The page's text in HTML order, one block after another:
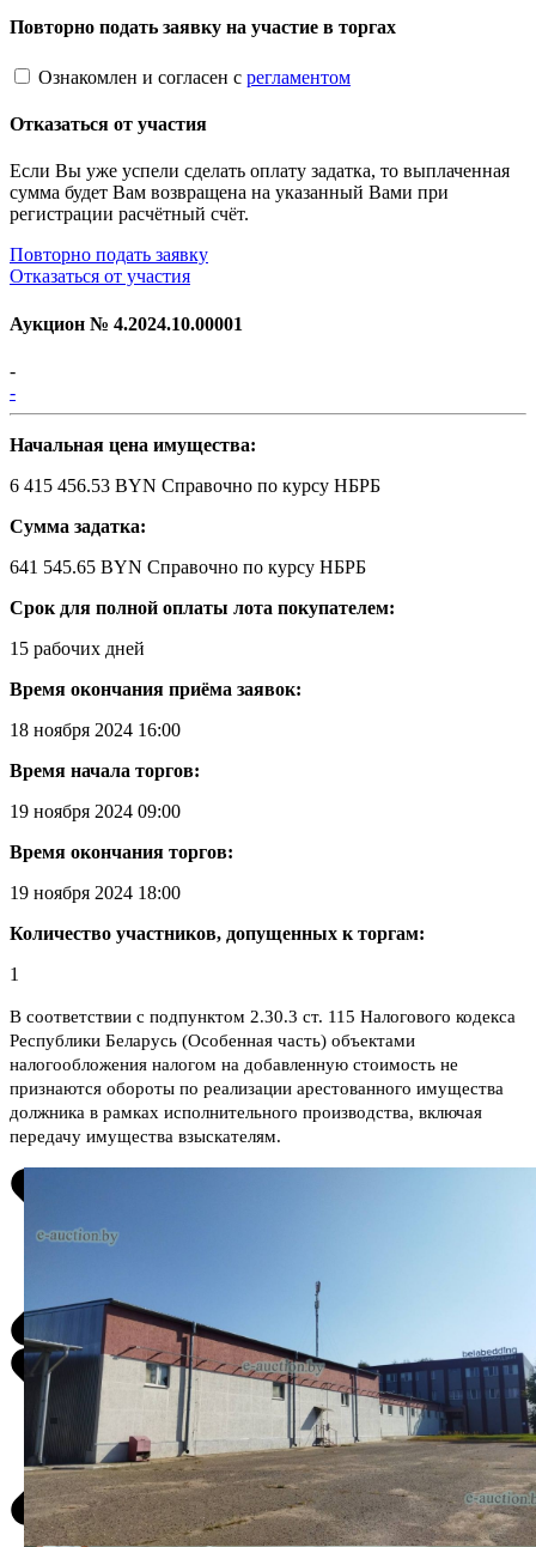
Повторно подать заявку на участие в торгах
Ознакомлен и согласен с регламентом
Отказаться от участия
Если Вы уже успели сделать оплату задатка, то выплаченная
сумма будет Вам возвращена на указанный Вами при
регистрации расчётный счёт.
Повторно подать заявку
Отказаться от участия
Аукцион № 4.2024.10.00001
-
-
Начальная цена имущества:
6 415 456.53 BYN Справочно по курсу НБРБ
Сумма задатка:
641 545.65 BYN Справочно по курсу НБРБ
Срок для полной оплаты лота покупателем:
15 рабочих дней
Время окончания приёма заявок:
18 ноября 2024 16:00
Время начала торгов:
19 ноября 2024 09:00
Время окончания торгов:
19 ноября 2024 18:00
Количество участников, допущенных к торгам:
1
В соответствии с подпунктом 2.30.3 ст. 115 Налогового кодекса
Республики Беларусь (Особенная часть) объектами
налогообложения налогом на добавленную стоимость не
признаются обороты по реализации арестованного имущества
должника в рамках исполнительного производства, включая
передачу имущества взыскателям.